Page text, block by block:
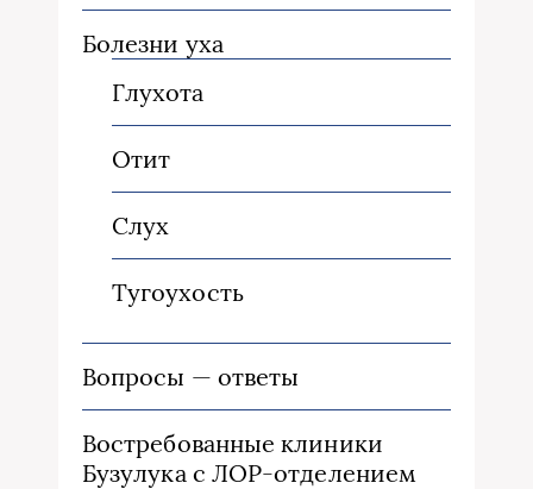
Болезни уха
Глухота
Отит
Слух
Тугоухость
Вопросы — ответы
Востребованные клиники
Бузулука с ЛОР-отделением